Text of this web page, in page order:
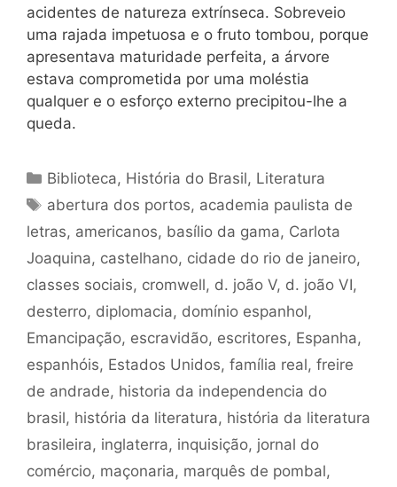
acidentes de natureza extrínseca. Sobreveio
uma rajada impetuosa e o fruto tombou, porque
apresentava maturidade perfeita, a árvore
estava comprometida por uma moléstia
qualquer e o esforço externo precipitou-lhe a
queda.
Categorias
Biblioteca, História do Brasil, Literatura
Tags
abertura dos portos, academia paulista de
letras, americanos, basílio da gama, Carlota
Joaquina, castelhano, cidade do rio de janeiro,
classes sociais, cromwell, d. joão V, d. joão VI,
desterro, diplomacia, domínio espanhol,
Emancipação, escravidão, escritores, Espanha,
espanhóis, Estados Unidos, família real, freire
de andrade, historia da independencia do
brasil, história da literatura, história da literatura
brasileira, inglaterra, inquisição, jornal do
comércio, maçonaria, marquês de pombal,